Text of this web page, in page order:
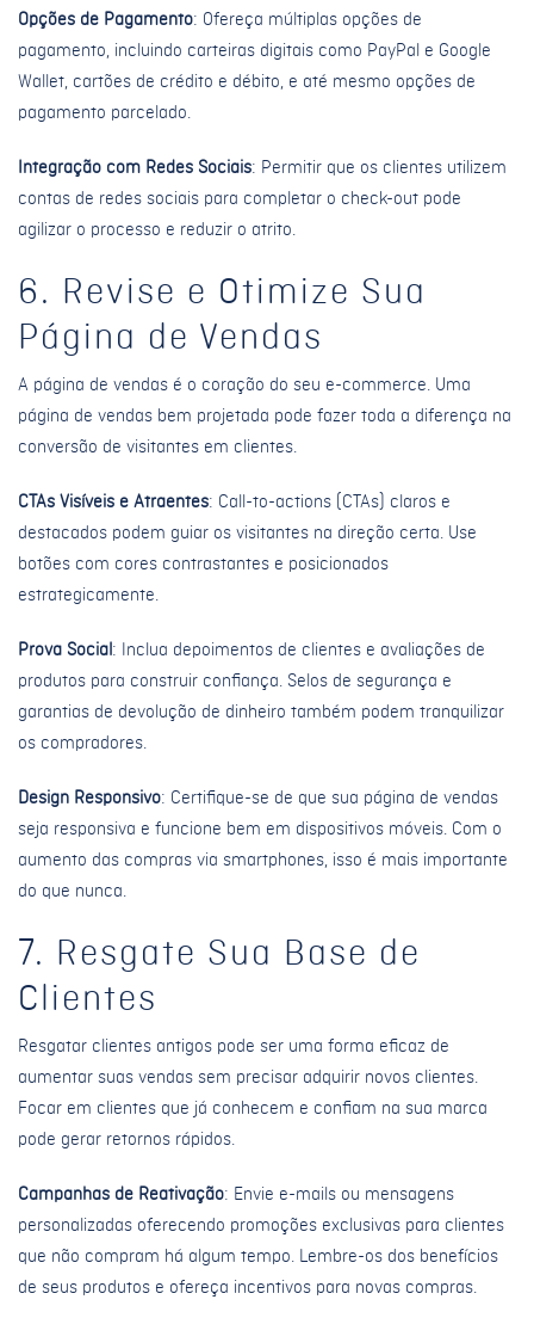
Opções de Pagamento: Ofereça múltiplas opções de
pagamento, incluindo carteiras digitais como PayPal e Google
Wallet, cartões de crédito e débito, e até mesmo opções de
pagamento parcelado.
Integração com Redes Sociais: Permitir que os clientes utilizem
contas de redes sociais para completar o check-out pode
agilizar o processo e reduzir o atrito.
6. Revise e Otimize Sua
Página de Vendas
A página de vendas é o coração do seu e-commerce. Uma
página de vendas bem projetada pode fazer toda a diferença na
conversão de visitantes em clientes.
CTAs Visíveis e Atraentes: Call-to-actions (CTAs) claros e
destacados podem guiar os visitantes na direção certa. Use
botões com cores contrastantes e posicionados
estrategicamente.
Prova Social: Inclua depoimentos de clientes e avaliações de
produtos para construir confiança. Selos de segurança e
garantias de devolução de dinheiro também podem tranquilizar
os compradores.
Design Responsivo: Certifique-se de que sua página de vendas
seja responsiva e funcione bem em dispositivos móveis. Com o
aumento das compras via smartphones, isso é mais importante
do que nunca.
7. Resgate Sua Base de
Clientes
Resgatar clientes antigos pode ser uma forma eficaz de
aumentar suas vendas sem precisar adquirir novos clientes.
Focar em clientes que já conhecem e confiam na sua marca
pode gerar retornos rápidos.
Campanhas de Reativação: Envie e-mails ou mensagens
personalizadas oferecendo promoções exclusivas para clientes
que não compram há algum tempo. Lembre-os dos benefícios
de seus produtos e ofereça incentivos para novas compras.